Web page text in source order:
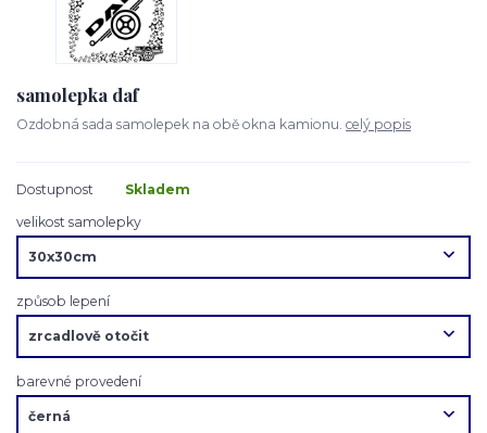
samolepka daf
Ozdobná sada samolepek na obě okna kamionu. celý popis
Dostupnost
Skladem
velikost samolepky
způsob lepení
barevné provedení